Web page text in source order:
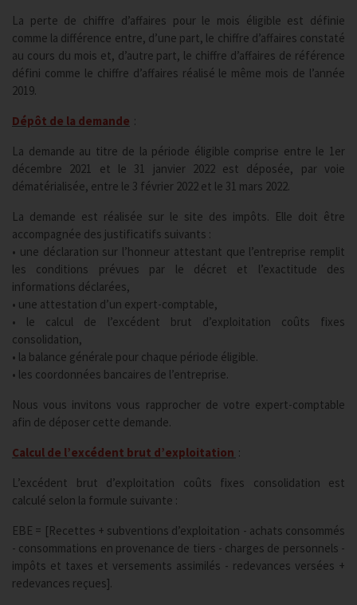
La perte de chiffre d’affaires pour le mois éligible est définie
comme la différence entre, d’une part, le chiffre d’affaires constaté
au cours du mois et, d’autre part, le chiffre d’affaires de référence
défini comme le chiffre d’affaires réalisé le même mois de l’année
2019.
Dépôt de la demande :
La demande au titre de la période éligible comprise entre le 1er
décembre 2021 et le 31 janvier 2022 est déposée, par voie
dématérialisée, entre le 3 février 2022 et le 31 mars 2022.
La demande est réalisée sur le site des impôts. Elle doit être
accompagnée des justificatifs suivants :
• une déclaration sur l’honneur attestant que l’entreprise remplit
les conditions prévues par le décret et l’exactitude des
informations déclarées,
• une attestation d’un expert-comptable,
• le calcul de l’excédent brut d’exploitation coûts fixes
consolidation,
• la balance générale pour chaque période éligible.
• les coordonnées bancaires de l’entreprise.
Nous vous invitons vous rapprocher de votre expert-comptable
afin de déposer cette demande.
Calcul de l’excédent brut d’exploitation :
L’excédent brut d’exploitation coûts fixes consolidation est
calculé selon la formule suivante :
EBE = [Recettes + subventions d’exploitation - achats consommés
- consommations en provenance de tiers - charges de personnels -
impôts et taxes et versements assimilés - redevances versées +
redevances reçues].